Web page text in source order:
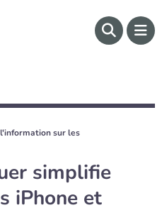
sur les
simplifie
iPhone et